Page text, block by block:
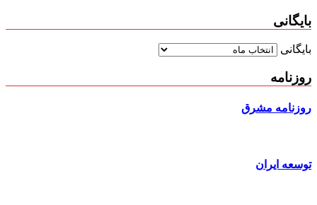
بایگانی
بایگانی
روزنامه
روزنامه مشرق
توسعه ایران